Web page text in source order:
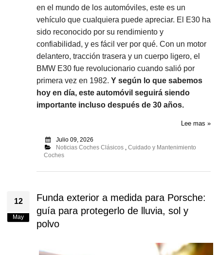
en el mundo de los automóviles, este es un
vehículo que cualquiera puede apreciar. El E30 ha
sido reconocido por su rendimiento y
confiabilidad, y es fácil ver por qué. Con un motor
delantero, tracción trasera y un cuerpo ligero, el
BMW E30 fue revolucionario cuando salió por
primera vez en 1982. Y según lo que sabemos
hoy en día, este automóvil seguirá siendo
importante incluso después de 30 años.
Lee mas »
Julio 09, 2026
Noticias Coches Clásicos, Cuidado y Mantenimiento
Coches
12
May
Funda exterior a medida para Porsche:
guía para protegerlo de lluvia, sol y
polvo